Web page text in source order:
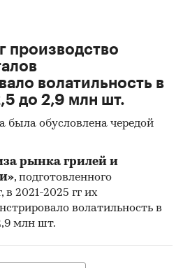
представлена
российских импортеров
экспортеров и
в отчете
стоимостные - в
и регионы РФ, страны
производство
волатильность в
до 2,9 млн шт.
была обусловлена чередой
рынка грилей и
, подготовленного
в 2021-2025 гг их
волатильность в
млн шт.